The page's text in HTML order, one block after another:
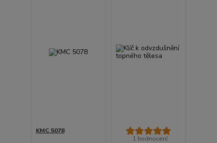
KMC 5078
1 hodnocení